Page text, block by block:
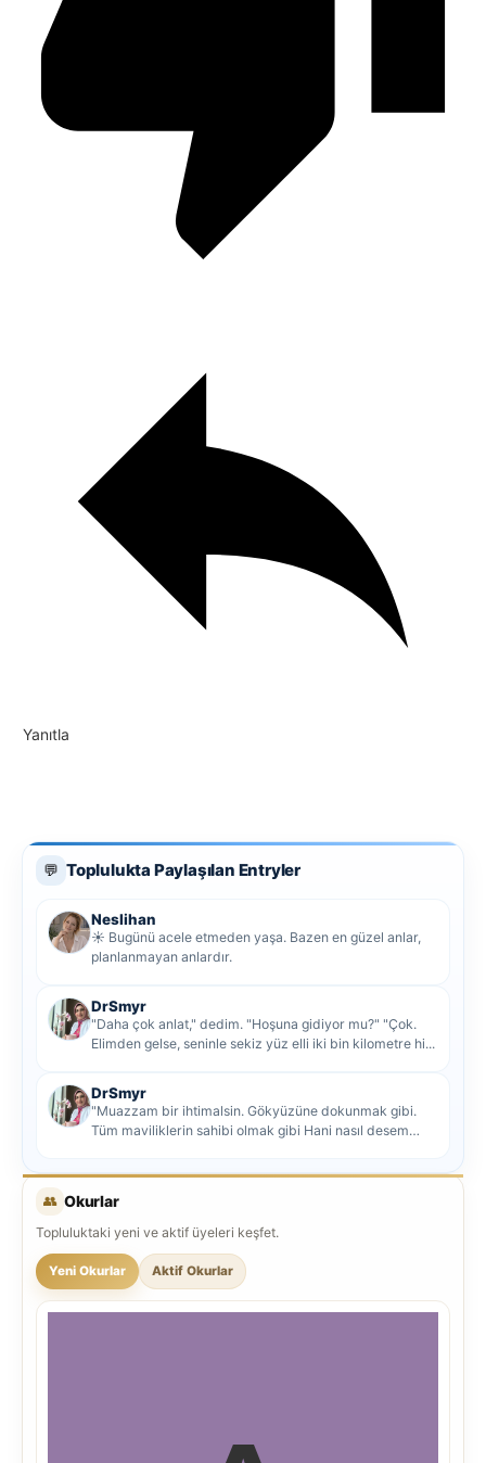
Yanıtla
💬 Toplulukta Paylaşılan Entryler
Neslihan
☀️ Bugünü acele etmeden yaşa. Bazen en güzel anlar,
planlanmayan anlardır.
DrSmyr
"Daha çok anlat," dedim. "Hoşuna gidiyor mu?" "Çok.
Elimden gelse, seninle sekiz yüz elli iki bin kilometre hi...
DrSmyr
"Muazzam bir ihtimalsin. Gökyüzüne dokunmak gibi.
Tüm maviliklerin sahibi olmak gibi Hani nasıl desem
👥 Okurlar
Topluluktaki yeni ve aktif üyeleri keşfet.
Yeni Okurlar Aktif Okurlar